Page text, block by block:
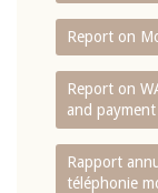
Report on
Report on
and
Rapport
téléphonie